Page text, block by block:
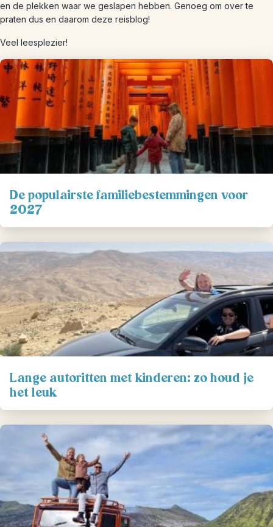
en de plekken waar we geslapen hebben. Genoeg om over te
praten dus en daarom deze reisblog!
Veel leesplezier!
De populairste familiebestemmingen voor
2027
Lange autoritten met kinderen: zo houd je
het leuk